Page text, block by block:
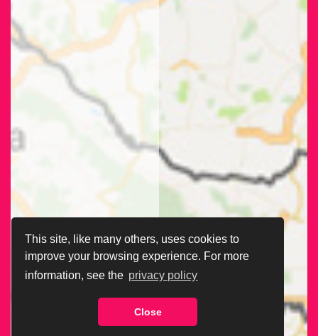
This site, like many others, uses cookies to
improve your browsing experience. For more
information, see the privacy policy
Close